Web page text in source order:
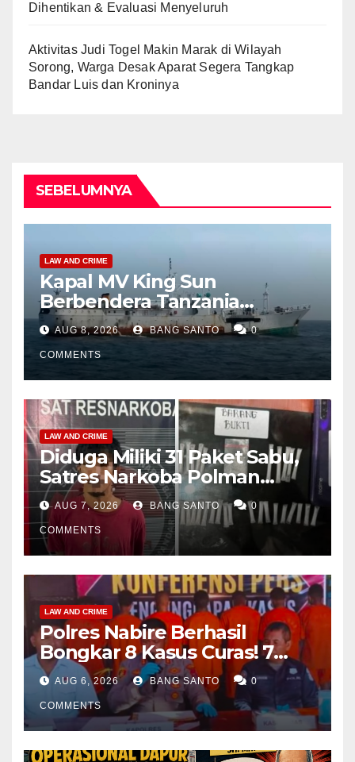
Dihentikan & Evaluasi Menyeluruh
Aktivitas Judi Togel Makin Marak di Wilayah
Sorong, Warga Desak Aparat Segera Tangkap
Bandar Luis dan Kroninya
SEBELUMNYA
LAW AND CRIME
Kapal MV King Sun
Berbendera Tanzania
Diamankan Tim Gabungan,
Bawa 1,3 Ton Narkoba di
Perairan Bintan
AUG 8, 2026 BANG SANTO 0
COMMENTS
LAW AND CRIME
Diduga Miliki 31 Paket Sabu,
Satres Narkoba Polman
Amankan Pria di Matali
AUG 7, 2026 BANG SANTO 0
COMMENTS
LAW AND CRIME
Polres Nabire Berhasil
Bongkar 8 Kasus Curas! 7
Pelaku Ditangkap, 62 Motor
Kembali Diamankan
AUG 6, 2026 BANG SANTO 0
COMMENTS